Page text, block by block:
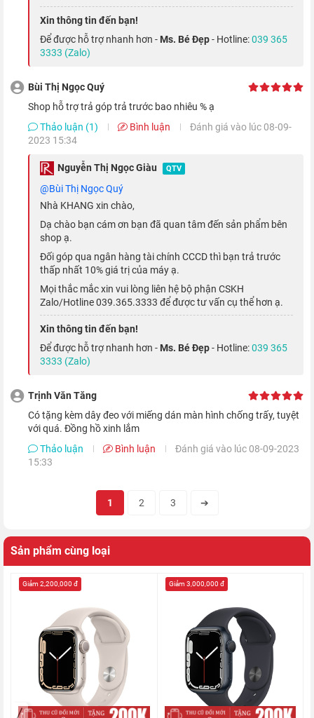
hơn 70% so với S6, giúp bạn xem giờ và các thông báo dễ dàng
Hệ điều hành WatchOS 8 được tối ưu tốt
WatchOS 8 là hệ điều hành được thiết kế riêng nhằm tối ưu
hiển thị choApple Watch S7. Bên cạnh việc được trang bị
nhiều tính năng như theo dõi sức khỏe, hỗ trợ các bài tập thể
thao, theo dõi giấc ngủ,... hệ điều hành này còn bổ sung tính
năng lướt QuickPath và bàn phím fullsize dựa trên công nghệ
machine learning, giúp bạn thao tác nhanh và chính xác hơn.
Bộ sưu tập mặt đồng hồ đa dạng
Với WatchOS 8, bạn đã có thể cá nhân hóa chiếc smartwatch
của mình bằng cách tạo ra những mặt đồng hồ theo sở thích
cá nhân. Và nổi bật nhất trong bộ sưu tập mặt đồng hồ của
chiếcApple Watch này là Coutour, khi nhà Táo đã đẩy tất
cả chữ số ra sát cạnh viền và chúng có thể chuyển động linh
hoạt theo thời gian thực.
Xin thông tin đến bạn!
Để được hỗ trợ nhanh hơn - Ms. Bé Đẹp- Hotline:039 365
3333 (Zalo)
Bùi Thị Ngọc Quý
Shop hỗ trợ trả góp trả trước bao nhiêu % ạ
Thảo luận (1)
Bình luận
Đánh giá vào lúc 08-09-
2023 15:34
Nguyễn Thị Ngọc Giàu QTV
@Bùi Thị Ngọc Quý
Nhà KHANG xin chào,
Dạ chào bạn cám ơn bạn đã quan tâm đến sản phẩm bên
shop ạ.
Đối góp qua ngân hàng tài chính CCCD thì bạn trả trước
thấp nhất 10% giá trị của máy ạ.
Mọi thắc mắc xin vui lòng liên hệ bộ phận CSKH
Zalo/Hotline 039.365.3333 để được tư vấn cụ thể hơn ạ.
Xin thông tin đến bạn!
Để được hỗ trợ nhanh hơn - Ms. Bé Đẹp- Hotline:039 365
3333 (Zalo)
Trịnh Văn Tăng
Có tặng kèm dây đeo với miếng dán màn hình chống trấy, tuyệt
với quá. Đồng hồ xinh lắm
Thảo luận
Bình luận
Đánh giá vào lúc 08-09-2023
15:33
1 2 3 ➔
Sản phẩm cùng loại
Giảm 2,200,000 đ Giảm 3,000,000 đ